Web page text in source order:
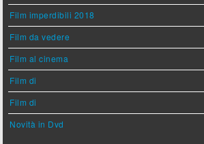
Film imperdibili 2018
Film da vedere
Film al cinema
Film di
Film di
Novità in Dvd